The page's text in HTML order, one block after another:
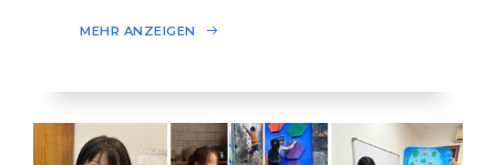
MEHR ANZEIGEN